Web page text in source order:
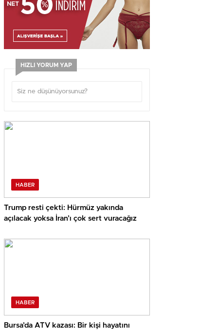
HIZLI YORUM YAP
HABER
Trump resti çekti: Hürmüz yakında
açılacak yoksa İran’ı çok sert vuracağız
HABER
Bursa’da ATV kazası: Bir kişi hayatını